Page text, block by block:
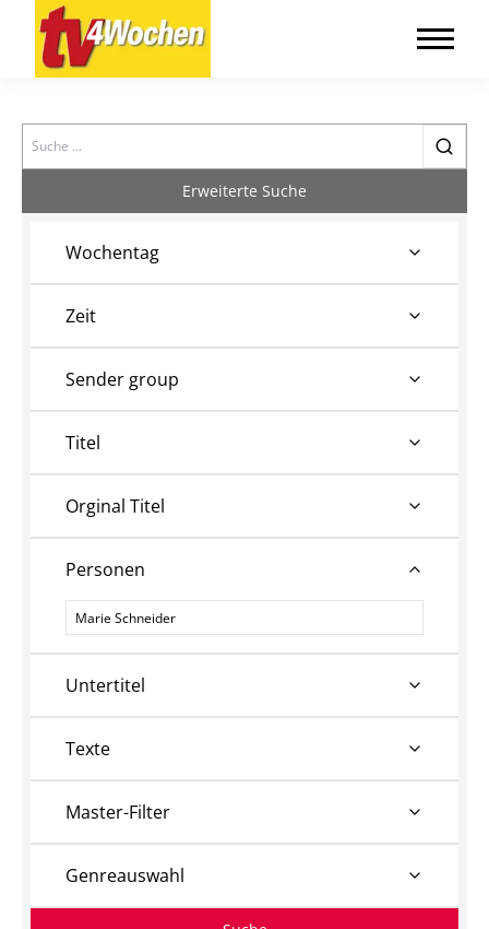
Search
Erweiterte Suche
Wochentag
Zeit
Sender group
Titel
Orginal Titel
Personen
Personen
Untertitel
Texte
Master-Filter
Genreauswahl